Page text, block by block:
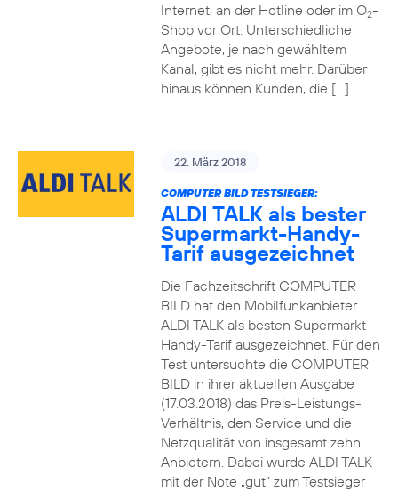
Internet, an der Hotline oder im O2-
Shop vor Ort: Unterschiedliche
Angebote, je nach gewähltem
Kanal, gibt es nicht mehr. Darüber
hinaus können Kunden, die […]
22. März 2018
COMPUTER BILD TESTSIEGER:
ALDI TALK als bester
Supermarkt-Handy-
Tarif ausgezeichnet
Die Fachzeitschrift COMPUTER
BILD hat den Mobilfunkanbieter
ALDI TALK als besten Supermarkt-
Handy-Tarif ausgezeichnet. Für den
Test untersuchte die COMPUTER
BILD in ihrer aktuellen Ausgabe
(17.03.2018) das Preis-Leistungs-
Verhältnis, den Service und die
Netzqualität von insgesamt zehn
Anbietern. Dabei wurde ALDI TALK
mit der Note „gut“ zum Testsieger